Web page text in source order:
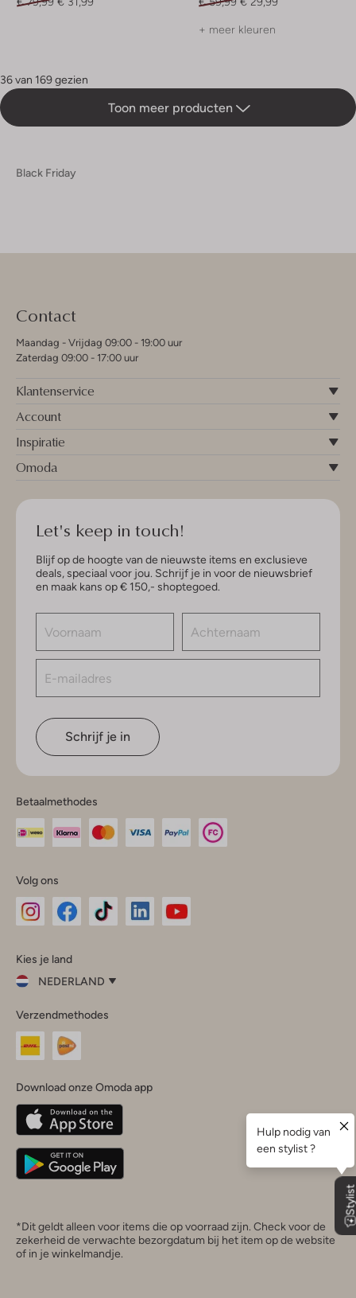
+ meer kleuren
36 van 169 gezien
Toon meer producten
Black Friday
Contact
Maandag - Vrijdag 09:00 - 19:00 uur
Zaterdag 09:00 - 17:00 uur
Klantenservice
Account
Inspiratie
Omoda
Let's keep in touch!
Blijf op de hoogte van de nieuwste items en exclusieve
deals, speciaal voor jou. Schrijf je in voor de nieuwsbrief
en maak kans op € 150,- shoptegoed.
Schrijf je in
Betaalmethodes
Volg ons
InstagramFacebook
Kies je land
NEDERLAND
je
land
Nederland
Belgique(Français)
Deutschland
Verzendmethodes
Download onze Omoda app
*Dit geldt alleen voor items die op voorraad zijn. Check voor de
zekerheid de verwachte bezorgdatum bij het item op de website
of in je winkelmandje.